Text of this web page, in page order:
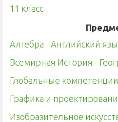
11 класс
Алгебра
Английский
Всемирная История
Глобальные компетенции
Графика и
Изобразительное